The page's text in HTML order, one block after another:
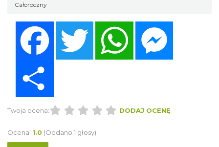
Całoroczny
Twitter WhatsApp
Twoja ocena: DODAJ OCENĘ
Ocena: 1.0 (Oddano 1 głosy)